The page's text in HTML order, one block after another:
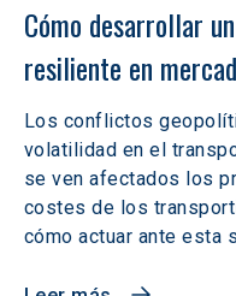
Cómo desarrollar
resiliente en
Los conflictos
volatilidad en el
se ven afectados los
costes de los
cómo actuar ante esta